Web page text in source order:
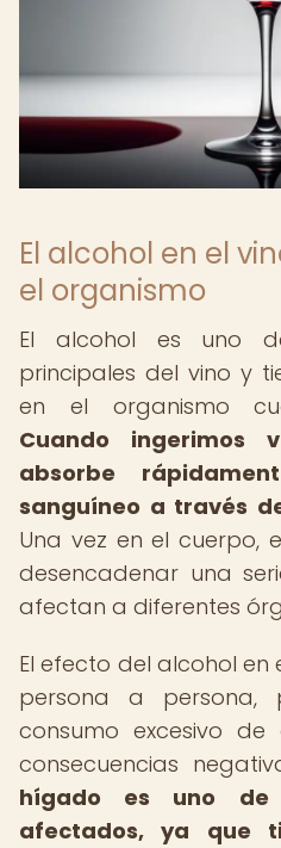
El alcohol en el
el organismo
El alcohol es uno
principales del vino y
en el organismo
Cuando ingerimos
absorbe
sanguíneo a través
Una vez en el cuerpo,
desencadenar una
afectan a diferentes
El efecto del alcohol
persona a persona,
consumo excesivo
consecuencias
hígado es uno de
afectados, ya que